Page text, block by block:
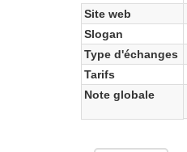
Site web
Slogan
Type d'échanges
Tarifs
Note globale